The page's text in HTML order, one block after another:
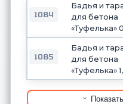
1084
Бадья и
для бетона
«Туфелька»
1085
Бадья и
для бетона
«Туфелька»